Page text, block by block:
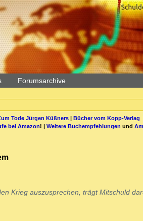
Forumsarchive
Tode Jürgen Küßners| Bücher vom Kopp-Verlag
bei Amazon! | Weitere Buchempfehlungen und
Krieg auszusprechen, trägt Mitschuld